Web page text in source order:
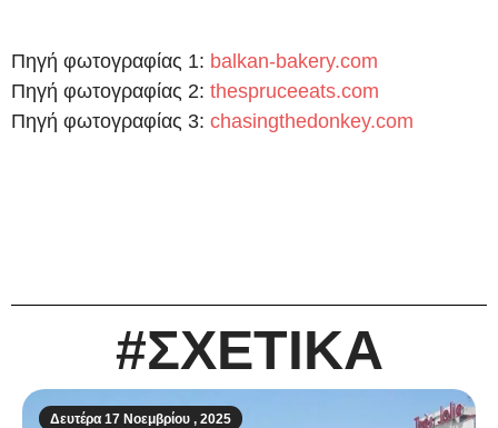
Πηγή φωτογραφίας 1: balkan-bakery.com
Πηγή φωτογραφίας 2: thespruceeats.com
Πηγή φωτογραφίας 3: chasingthedonkey.com
#ΣΧΕΤΙΚΑ
Δευτέρα 17 Νοεμβρίου , 2025